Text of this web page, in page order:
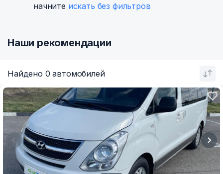
Найдено 0 автомобилей
начните искать без фильтров
Наши рекомендации